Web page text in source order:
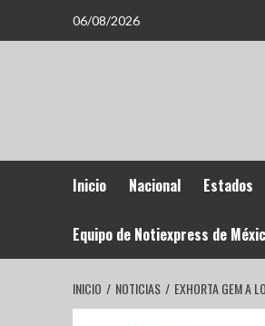
06/08/2026
Inicio Nacional Estados
Equipo de Notiexpress de
INICIO NOTICIAS EXHORTA GEM A